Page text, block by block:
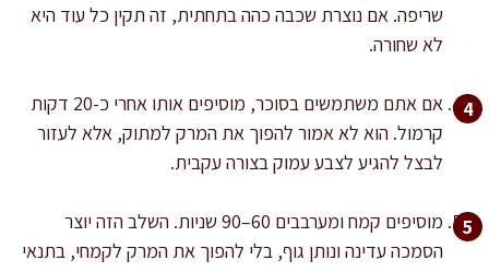
שריפה. אם נוצרת שכבה כהה בתחתית, זה תקין כל עוד היא
לא שחורה.
אם אתם משתמשים בסוכר, מוסיפים אותו אחרי כ-20 דקות
קרמול. הוא לא אמור להפוך את המרק למתוק, אלא לעזור
לבצל להגיע לצבע עמוק בצורה עקבית.
מוסיפים קמח ומערבבים 60–90 שניות. השלב הזה יוצר
הסמכה עדינה ונותן גוף, בלי להפוך את המרק לקמחי, בתנאי